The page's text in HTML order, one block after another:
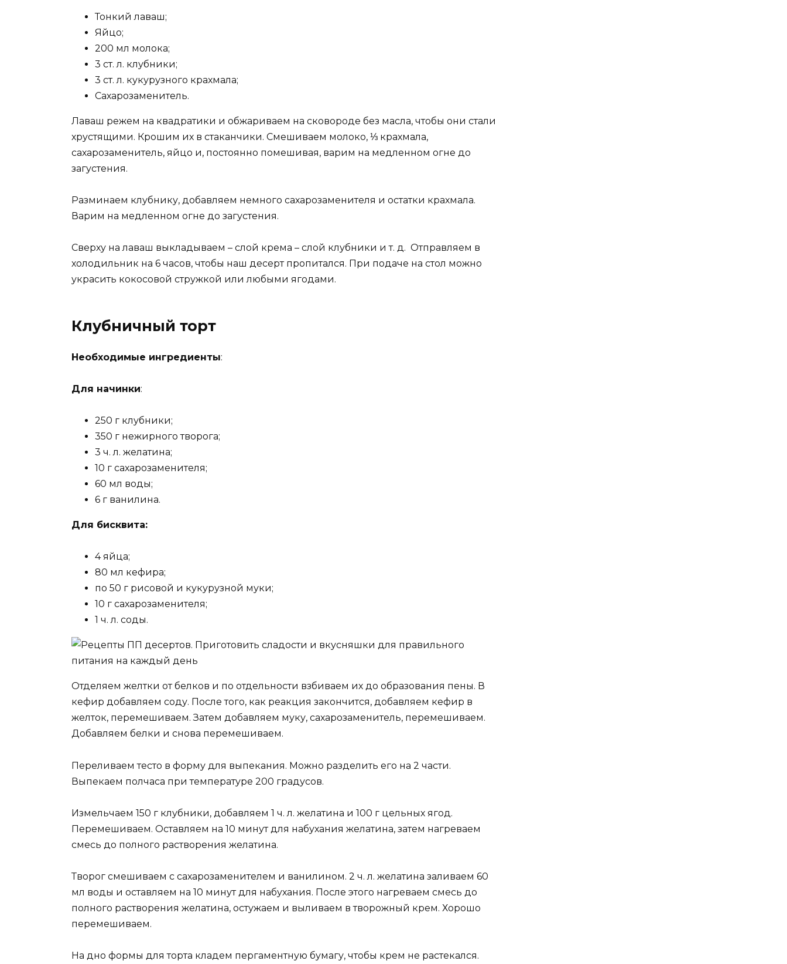
Тонкий лаваш;
Яйцо;
200 мл молока;
3 ст. л. клубники;
3 ст. л. кукурузного крахмала;
Сахарозаменитель.
Лаваш режем на квадратики и обжариваем на сковороде без масла, чтобы они стали
хрустящими. Крошим их в стаканчики. Смешиваем молоко, ⅓ крахмала,
сахарозаменитель, яйцо и, постоянно помешивая, варим на медленном огне до
загустения.
Разминаем клубнику, добавляем немного сахарозаменителя и остатки крахмала.
Варим на медленном огне до загустения.
Сверху на лаваш выкладываем – слой крема – слой клубники и т. д. Отправляем в
холодильник на 6 часов, чтобы наш десерт пропитался. При подаче на стол можно
украсить кокосовой стружкой или любыми ягодами.
Клубничный торт
Необходимые ингредиенты:
Для начинки:
250 г клубники;
350 г нежирного творога;
3 ч. л. желатина;
10 г сахарозаменителя;
60 мл воды;
6 г ванилина.
Для бисквита:
4 яйца;
80 мл кефира;
по 50 г рисовой и кукурузной муки;
10 г сахарозаменителя;
1 ч. л. соды.
Отделяем желтки от белков и по отдельности взбиваем их до образования пены. В
кефир добавляем соду. После того, как реакция закончится, добавляем кефир в
желток, перемешиваем. Затем добавляем муку, сахарозаменитель, перемешиваем.
Добавляем белки и снова перемешиваем.
Переливаем тесто в форму для выпекания. Можно разделить его на 2 части.
Выпекаем полчаса при температуре 200 градусов.
Измельчаем 150 г клубники, добавляем 1 ч. л. желатина и 100 г цельных ягод.
Перемешиваем. Оставляем на 10 минут для набухания желатина, затем нагреваем
смесь до полного растворения желатина.
Творог смешиваем с сахарозаменителем и ванилином. 2 ч. л. желатина заливаем 60
мл воды и оставляем на 10 минут для набухания. После этого нагреваем смесь до
полного растворения желатина, остужаем и выливаем в творожный крем. Хорошо
перемешиваем.
На дно формы для торта кладем пергаментную бумагу, чтобы крем не растекался.